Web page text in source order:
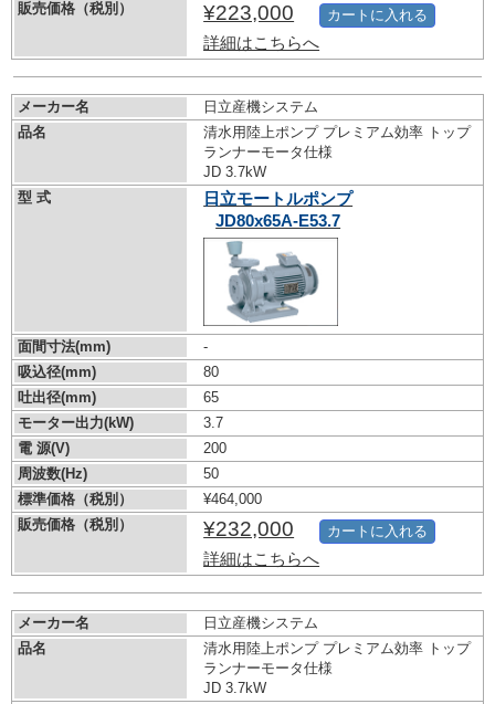
販売価格（税別）
¥223,000
詳細はこちらへ
カートに入れる
メーカー名
日立産機システム
品名
清水用陸上ポンプ プレミアム効率 トップ
ランナーモータ仕様
JD 3.7kW
型 式
日立モートルポンプ
JD80x65A-E53.7
面間寸法(mm)
-
吸込径(mm)
80
吐出径(mm)
65
モーター出力(kW)
3.7
電 源(V)
200
周波数(Hz)
50
標準価格（税別）
¥464,000
販売価格（税別）
¥232,000
詳細はこちらへ
カートに入れる
メーカー名
日立産機システム
品名
清水用陸上ポンプ プレミアム効率 トップ
ランナーモータ仕様
JD 3.7kW